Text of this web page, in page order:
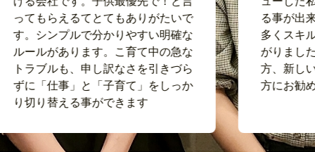
ってもらえるてとてもありがたいで
す。シンプルで分かりやすい明確な
ルールがあります。こ育て中の急な
トラブルも、申し訳なさを引きづら
ずに「仕事」と「子育て」をしっか
り切り替える事ができます
る事が出
多くスキ
がりまし
方、新し
方にお勧